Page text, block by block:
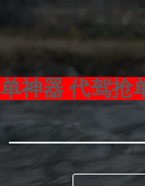
神器 代驾抢